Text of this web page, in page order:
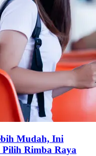
Mudah, Ini
Rimba Raya